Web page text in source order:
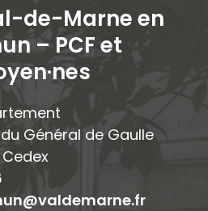
de-Marne en
– PCF et
s
Général de Gaulle